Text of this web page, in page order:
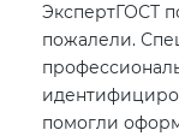
ЭкспертГОСТ
пожалели.
помогли